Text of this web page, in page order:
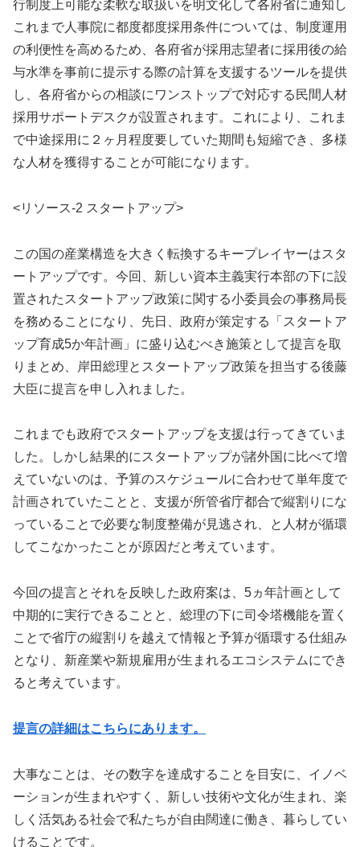
行制度上可能な柔軟な取扱いを明文化して各府省に通知し
これまで人事院に都度都度採用条件については、制度運用
の利便性を高めるため、各府省が採用志望者に採用後の給
与水準を事前に提示する際の計算を支援するツールを提供
し、各府省からの相談にワンストップで対応する民間人材
採用サポートデスクが設置されます。これにより、これま
で中途採用に２ヶ月程度要していた期間も短縮でき、多様
な人材を獲得することが可能になります。
<リソース-2 スタートアップ>
この国の産業構造を大きく転換するキープレイヤーはスタ
ートアップです。今回、新しい資本主義実行本部の下に設
置されたスタートアップ政策に関する小委員会の事務局長
を務めることになり、先日、政府が策定する「スタートア
ップ育成5か年計画」に盛り込むべき施策として提言を取
りまとめ、岸田総理とスタートアップ政策を担当する後藤
大臣に提言を申し入れました。
これまでも政府でスタートアップを支援は行ってきていま
した。しかし結果的にスタートアップが諸外国に比べて増
えていないのは、予算のスケジュールに合わせて単年度で
計画されていたことと、支援が所管省庁都合で縦割りにな
っていることで必要な制度整備が見逃され、と人材が循環
してこなかったことが原因だと考えています。
今回の提言とそれを反映した政府案は、5ヵ年計画として
中期的に実行できることと、総理の下に司令塔機能を置く
ことで省庁の縦割りを越えて情報と予算が循環する仕組み
となり、新産業や新規雇用が生まれるエコシステムにでき
ると考えています。
提言の詳細はこちらにあります。
大事なことは、その数字を達成することを目安に、イノベ
ーションが生まれやすく、新しい技術や文化が生まれ、楽
しく活気ある社会で私たちが自由闊達に働き、暮らしてい
けることです。